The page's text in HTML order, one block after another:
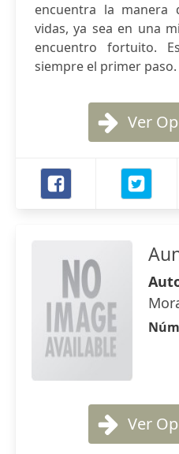
encuentra la manera
vidas, ya sea en una
encuentro fortuito.
siempre el primer paso.
Ver
Ver